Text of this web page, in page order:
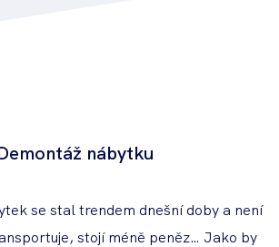
nábytku
se stal trendem dnešní doby a není
stojí méně peněz… Jako by